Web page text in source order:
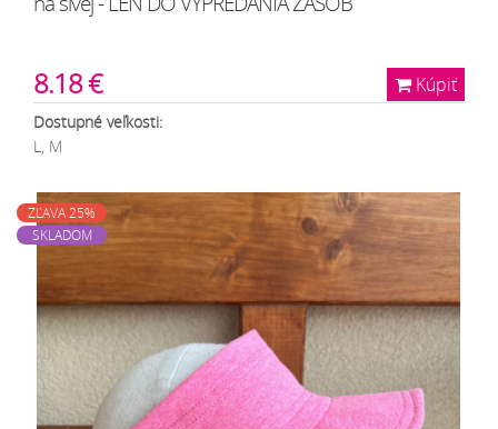
Kúpiť
8.18 €
Dostupné veľkosti:
L, M
ZĽAVA 25%
SKLADOM